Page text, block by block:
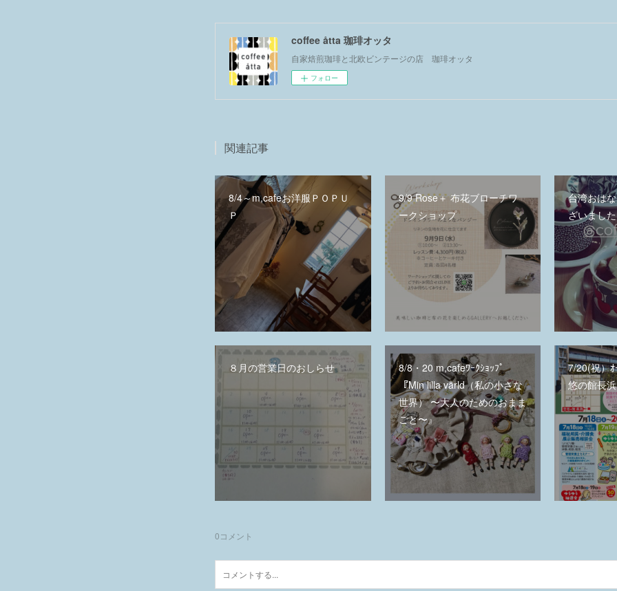
coffee åtta 珈琲オッタ
自家焙煎珈琲と北欧ビンテージの店 珈琲オッタ
フォロー
関連記事
8/4～m,cafeお洋服ＰＯＰＵ
Ｐ
9/9 Rose＋ 布花ブローチワ
ークショップ
台湾おは
ざいまし
８月の営業日のおしらせ
8/8・20 m,cafeﾜｰｸｼｮｯﾌﾟ
『Min lilla värld（私の小さな
世界） 〜大人のためのおまま
ごと〜』
7/20(祝）
悠の館長浜
0コメント